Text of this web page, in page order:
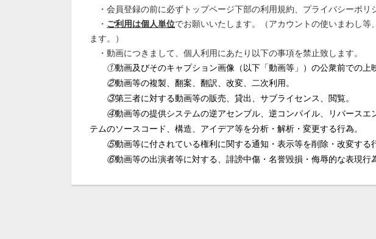
・会員登録の前に必ずトップページ下部の利用規約、プライバシーポリ
・ ご利用は個人単位でお願いいたします。（アカウントの使いまわし等、
ます。）
・動画につきまして、個人利用にあたり以下の事項を禁止致します。
①動画及びそのキャプション画像（以下「動画等」）の公衆前での上
②動画等の複製、翻案、翻訳、改変、二次利用。
③第三者に対する動画等の販売、貸出、サブライセンス、閲覧。
④動画等の提供システムの逆アセンブル、逆コンパイル、リバース
テムのソースコード、構造、アイデア等を分析・解析・変更する行為。
⑤動画等に付されている権利に関する通知・表示等を削除・改変する
⑥動画等の出演者等に対する、誹謗中傷・名誉毀損・侮辱的な表現行